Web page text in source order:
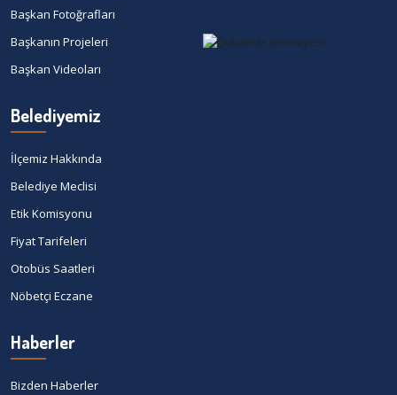
Başkan Fotoğrafları
Başkanın Projeleri
Başkan Videoları
Belediyemiz
İlçemiz Hakkında
Belediye Meclisi
Etik Komisyonu
Fiyat Tarifeleri
Otobüs Saatleri
Nöbetçi Eczane
Haberler
Bizden Haberler